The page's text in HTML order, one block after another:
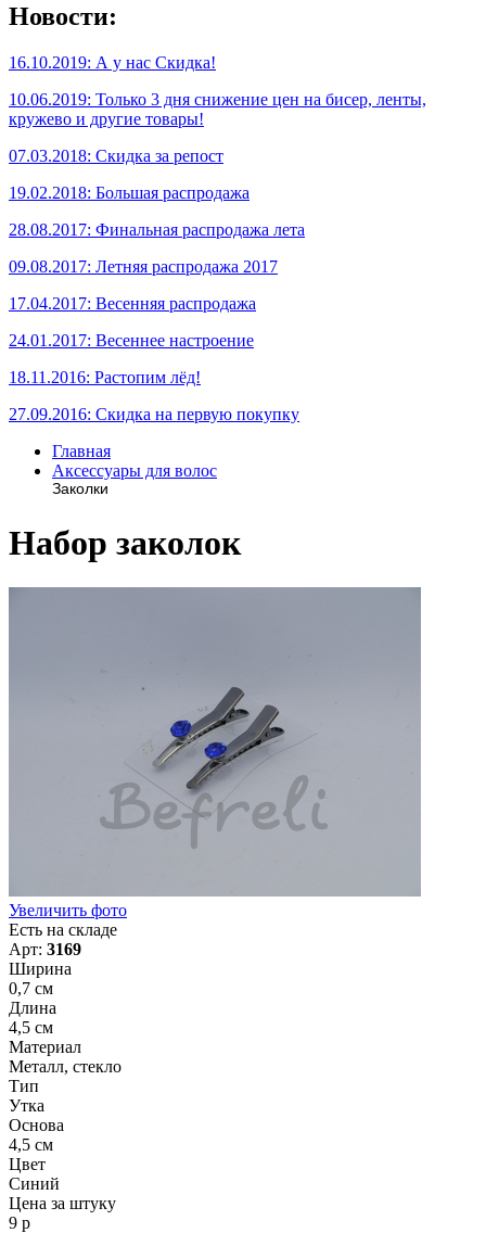
Новости:
16.10.2019: А у нас Скидка!
10.06.2019: Только 3 дня снижение цен на бисер, ленты,
кружево и другие товары!
07.03.2018: Скидка за репост
19.02.2018: Большая распродажа
28.08.2017: Финальная распродажа лета
09.08.2017: Летняя распродажа 2017
17.04.2017: Весенняя распродажа
24.01.2017: Весеннее настроение
18.11.2016: Растопим лёд!
27.09.2016: Скидка на первую покупку
Главная
Аксессуары для волос
Заколки
Набор заколок
Увеличить фото
Есть на складе
Арт: 3169
Ширина
0,7 см
Длина
4,5 см
Материал
Металл, стекло
Тип
Утка
Основа
4,5 см
Цвет
Синий
Цена за штуку
9 р